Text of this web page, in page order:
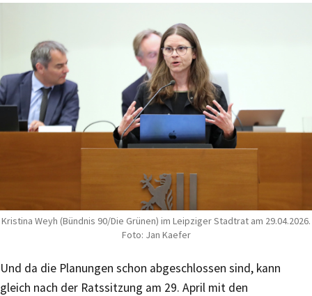
Kristina Weyh (Bündnis 90/Die Grünen) im Leipziger Stadtrat am 29.04.2026.
Foto: Jan Kaefer
Und da die Planungen schon abgeschlossen sind, kann
gleich nach der Ratssitzung am 29. April mit den